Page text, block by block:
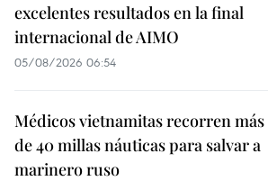
excelentes resultados en la final
internacional de AIMO
05/08/2026 06:54
Médicos vietnamitas recorren más
de 40 millas náuticas para salvar a
marinero ruso